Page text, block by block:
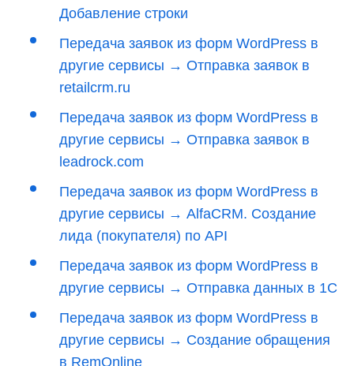
Добавление строки
Передача заявок из форм WordPress в
другие сервисы → Отправка заявок в
retailcrm.ru
Передача заявок из форм WordPress в
другие сервисы → Отправка заявок в
leadrock.com
Передача заявок из форм WordPress в
другие сервисы → AlfaCRM. Создание
лида (покупателя) по API
Передача заявок из форм WordPress в
другие сервисы → Отправка данных в 1С
Передача заявок из форм WordPress в
другие сервисы → Создание обращения
в RemOnline